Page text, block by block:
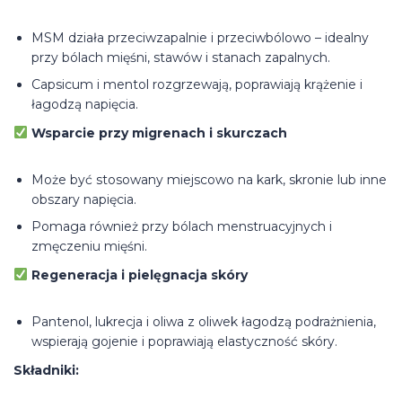
MSM działa przeciwzapalnie i przeciwbólowo – idealny
przy bólach mięśni, stawów i stanach zapalnych.
Capsicum i mentol rozgrzewają, poprawiają krążenie i
łagodzą napięcia.
Wsparcie przy migrenach i skurczach
Może być stosowany miejscowo na kark, skronie lub inne
obszary napięcia.
Pomaga również przy bólach menstruacyjnych i
zmęczeniu mięśni.
Regeneracja i pielęgnacja skóry
Pantenol, lukrecja i oliwa z oliwek łagodzą podrażnienia,
wspierają gojenie i poprawiają elastyczność skóry.
Składniki: